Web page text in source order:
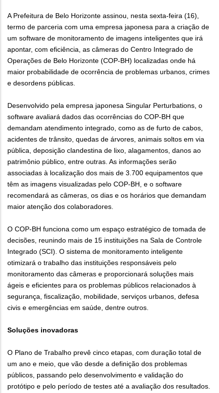
A Prefeitura de Belo Horizonte assinou, nesta sexta-feira (16),
termo de parceria com uma empresa japonesa para a criação de
um software de monitoramento de imagens inteligentes que irá
apontar, com eficiência, as câmeras do Centro Integrado de
Operações de Belo Horizonte (COP-BH) localizadas onde há
maior probabilidade de ocorrência de problemas urbanos, crimes
e desordens públicas.
Desenvolvido pela empresa japonesa Singular Perturbations, o
software avaliará dados das ocorrências do COP-BH que
demandam atendimento integrado, como as de furto de cabos,
acidentes de trânsito, quedas de árvores, animais soltos em via
pública, deposição clandestina de lixo, alagamentos, danos ao
patrimônio público, entre outras. As informações serão
associadas à localização dos mais de 3.700 equipamentos que
têm as imagens visualizadas pelo COP-BH, e o software
recomendará as câmeras, os dias e os horários que demandam
maior atenção dos colaboradores.
O COP-BH funciona como um espaço estratégico de tomada de
decisões, reunindo mais de 15 instituições na Sala de Controle
Integrado (SCI). O sistema de monitoramento inteligente
otimizará o trabalho das instituições responsáveis pelo
monitoramento das câmeras e proporcionará soluções mais
ágeis e eficientes para os problemas públicos relacionados à
segurança, fiscalização, mobilidade, serviços urbanos, defesa
civis e emergências em saúde, dentre outros.
Soluções inovadoras
O Plano de Trabalho prevê cinco etapas, com duração total de
um ano e meio, que vão desde a definição dos problemas
públicos, passando pelo desenvolvimento e validação do
protótipo e pelo período de testes até a avaliação dos resultados.